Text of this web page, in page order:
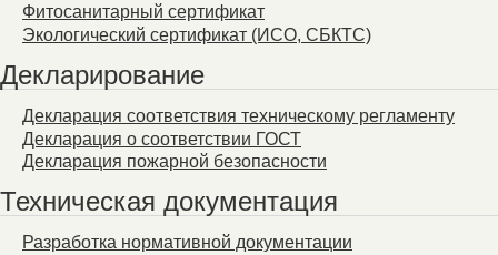
Фитосанитарный сертификат
Экологический сертификат (ИСО, СБКТС)
Декларирование
Декларация соответствия техническому регламенту
Декларация о соответствии ГОСТ
Декларация пожарной безопасности
Техническая документация
Разработка нормативной документации